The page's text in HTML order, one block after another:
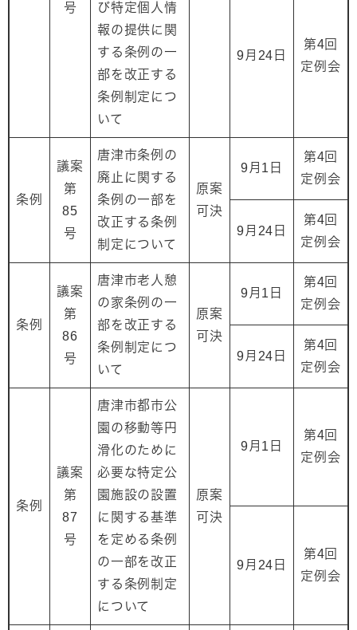
号
び特定個人情
報の提供に関
する条例の一
部を改正する
条例制定につ
いて
9月24日
第4回
定例会
条例
議案
第
85
号
唐津市条例の
廃止に関する
条例の一部を
改正する条例
制定について
原案
可決
9月1日
第4回
定例会
9月24日
第4回
定例会
条例
議案
第
86
号
唐津市老人憩
の家条例の一
部を改正する
条例制定につ
いて
原案
可決
9月1日
第4回
定例会
9月24日
第4回
定例会
条例
議案
第
87
号
唐津市都市公
園の移動等円
滑化のために
必要な特定公
園施設の設置
に関する基準
を定める条例
の一部を改正
する条例制定
について
原案
可決
9月1日
第4回
定例会
9月24日
第4回
定例会